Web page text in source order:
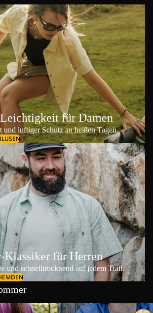
für Damen
luftiger Schutz an heißen Tagen.
Klassiker für Herren
und schnelltrocknend auf jedem Trail.
Herren T-Shirts & Polos